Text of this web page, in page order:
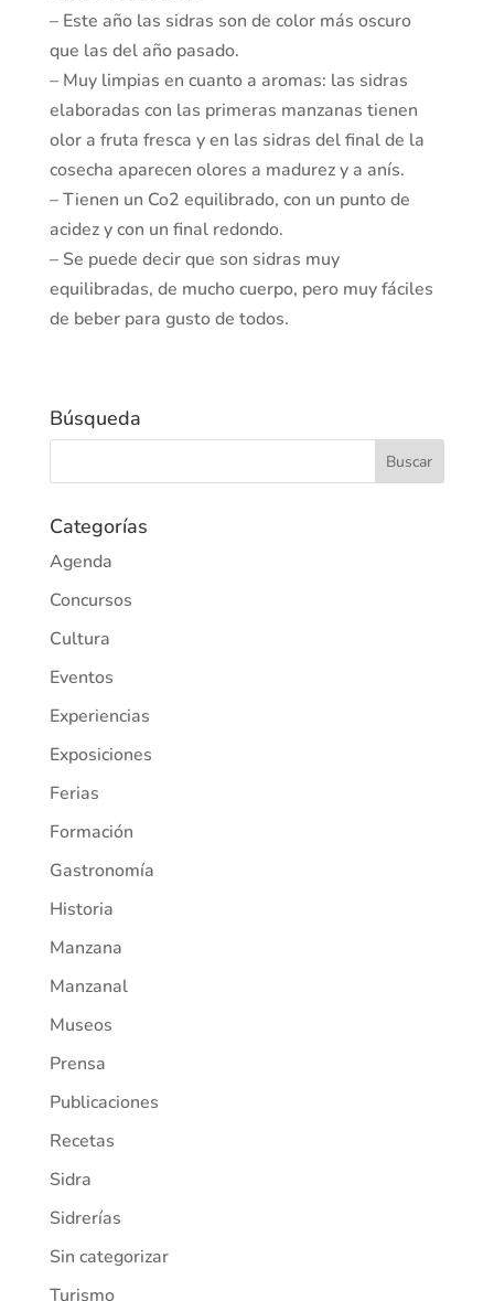
– Este año las sidras son de color más oscuro
que las del año pasado.
– Muy limpias en cuanto a aromas: las sidras
elaboradas con las primeras manzanas tienen
olor a fruta fresca y en las sidras del final de la
cosecha aparecen olores a madurez y a anís.
– Tienen un Co2 equilibrado, con un punto de
acidez y con un final redondo.
– Se puede decir que son sidras muy
equilibradas, de mucho cuerpo, pero muy fáciles
de beber para gusto de todos.
Búsqueda
Categorías
Agenda
Concursos
Cultura
Eventos
Experiencias
Exposiciones
Ferias
Formación
Gastronomía
Historia
Manzana
Manzanal
Museos
Prensa
Publicaciones
Recetas
Sidra
Sidrerías
Sin categorizar
Turismo